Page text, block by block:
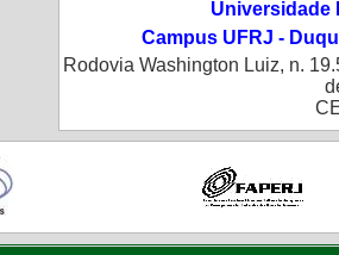
Universidade
Campus UFRJ -
Rodovia Washington Luiz, n.